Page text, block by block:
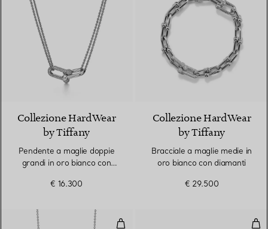
3 Materiali
Collezione HardWear
by Tiffany
Pendente a maglie doppie
grandi in oro bianco con
€ 16.300
Collezione HardWear
by Tiffany
Bracciale a maglie medie in
oro bianco con diamanti
€ 29.500
Pendente in oro bianco con